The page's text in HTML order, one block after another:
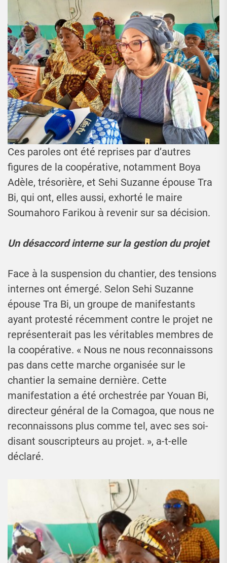
Ces paroles ont été reprises par d’autres
figures de la coopérative, notamment Boya
Adèle, trésorière, et Sehi Suzanne épouse Tra
Bi, qui ont, elles aussi, exhorté le maire
Soumahoro Farikou à revenir sur sa décision.
Un désaccord interne sur la gestion du projet
Face à la suspension du chantier, des tensions
internes ont émergé. Selon Sehi Suzanne
épouse Tra Bi, un groupe de manifestants
ayant protesté récemment contre le projet ne
représenterait pas les véritables membres de
la coopérative. « Nous ne nous reconnaissons
pas dans cette marche organisée sur le
chantier la semaine dernière. Cette
manifestation a été orchestrée par Youan Bi,
directeur général de la Comagoa, que nous ne
reconnaissons plus comme tel, avec ses soi-
disant souscripteurs au projet. », a-t-elle
déclaré.